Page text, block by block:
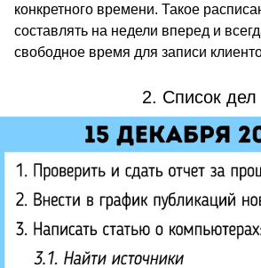
конкретного времени. Такое
составлять на недели вперед и
свободное время для записи
2. Список дел